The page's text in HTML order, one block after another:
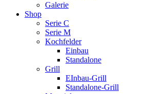
Galerie
Shop
Serie C
Serie M
Kochfelder
Einbau
Standalone
Grill
EInbau-Grill
Standalone-Grill